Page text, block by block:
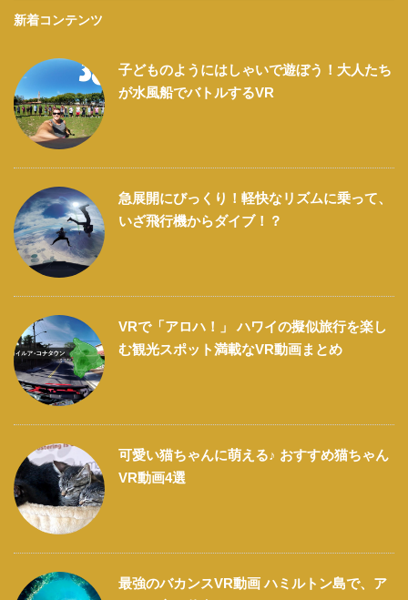
新着コンテンツ
子どものようにはしゃいで遊ぼう！大人たち
が水風船でバトルするVR
急展開にびっくり！軽快なリズムに乗って、
いざ飛行機からダイブ！？
VRで「アロハ！」 ハワイの擬似旅行を楽し
む観光スポット満載なVR動画まとめ
可愛い猫ちゃんに萌える♪ おすすめ猫ちゃん
VR動画4選
最強のバカンスVR動画 ハミルトン島で、ア